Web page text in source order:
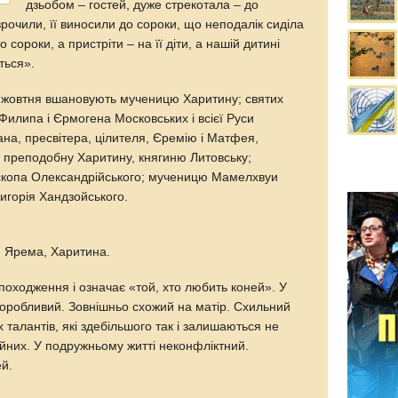
дзьобом – гостей, дуже стрекотала – до
її виносили до сороки, що неподалік сиділа
а пристріти – на її діти, а нашій дитині
вшановують мученицю Харитину; святих
і Єрмогена Московських і всієї Руси
пресвітера, цілителя, Єремію і Матфея,
Харитину, княгиню Литовську;
Олександрійського; мученицю Мамелхвуи
Хандзойського.
Ярема, Харитина.
і означає «той, хто любить коней». У
Зовнішньо схожий на матір. Схильний
які здебільшого так і залишаються не
У подружньому житті неконфліктний.